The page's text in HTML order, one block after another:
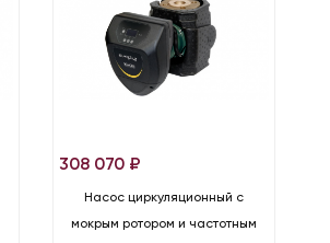
308 070 ₽
Насос циркуляционный с
мокрым ротором и частотным